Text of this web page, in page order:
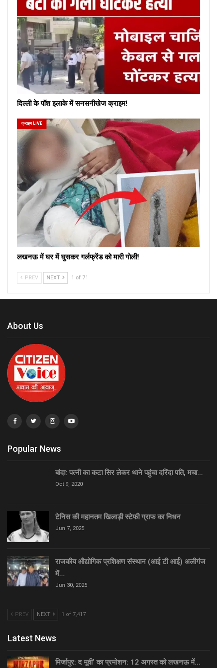
दिल्ली के पॉश इलाके में सनसनीखेज क्राइम!
क्राइम LIVE
लखनऊ में घर में घुसकर गर्लफ्रेंड को मारी गोली!
PREV NEXT 1 of 71
About Us
Popular News
बांदा: पत्नी का कटा सिर लेकर थाने पहुंचा दरिंदा पति, मचा…
Oct 9, 2020
टेनिस की महानतम खिलाड़ी स्टेफी ग्राफ का निधन
Jun 7, 2025
राजकीय औद्योगिक प्रशिक्षण संस्थान (आई टी आई) अलीगंज
में…
Jun 30, 2025
PREV NEXT 1 of 7,417
Latest News
मिर्जापुर: द मूवी’ का प्रमोशन: 12 अगस्त को लखनऊ में…